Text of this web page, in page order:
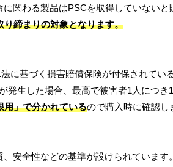
関わる製品はPSCを取得していないと
締まりの対象となります。
に基づく損害賠償保険が付保されてい
生した場合、最高で被害者1人につき
用」で分かれているので購入時に確認し
安全性などの基準が設けられています。